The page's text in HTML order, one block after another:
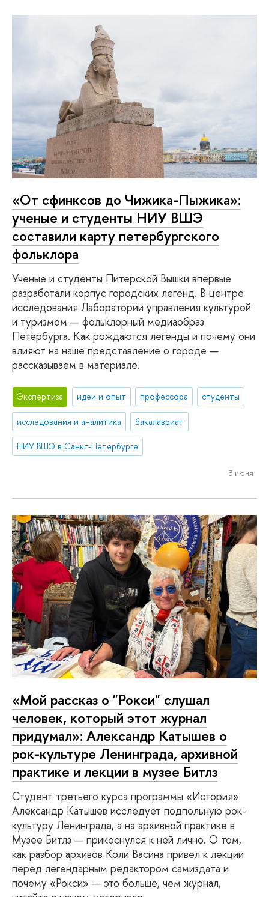
«От сфинксов до Чижика-Пыжика»:
ученые и студенты НИУ ВШЭ
составили карту петербургского
фольклора
Ученые и студенты Питерской Вышки впервые
разработали корпус городских легенд. В центре
исследования Лаборатории управления культурой
и туризмом — фольклорный медиаобраз
Петербурга. Как рождаются легенды и почему они
влияют на наше представление о городе —
рассказываем в материале.
Экспертиза идеи и опыт профессора студенты
исследования и аналитика бакалавриат
НИУ ВШЭ в Санкт-Петербурге
3 июня
«Мой рассказ о "Рокси" слушал
человек, который этот журнал
придумал»: Александр Катышев о
рок-культуре Ленинграда, архивной
практике и лекции в музее Битлз
Студент третьего курса программы «История»
Александр Катышев исследует подпольную рок-
культуру Ленинграда, а на архивной практике в
Музее Битлз — прикоснулся к ней лично. О том,
как разбор архивов Коли Васина привел к лекции
перед легендарным редактором самиздата и
почему «Рокси» — это больше, чем журнал,